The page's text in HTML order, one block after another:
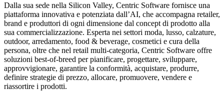
Dalla sua sede nella Silicon Valley, Centric Software fornisce una
piattaforma innovativa e potenziata dall’AI, che accompagna retailer,
brand e produttori di ogni dimensione dal concept di prodotto alla
sua commercializzazione. Esperta nei settori moda, lusso, calzature,
outdoor, arredamento, food & beverage, cosmetici e cura della
persona, oltre che nel retail multi-categoria, Centric Software offre
soluzioni best-of-breed per pianificare, progettare, sviluppare,
approvvigionare, garantire la conformità, acquistare, produrre,
definire strategie di prezzo, allocare, promuovere, vendere e
riassortire i prodotti.